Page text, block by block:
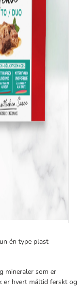
én type plast
mineraler som er
er hvert måltid ferskt og